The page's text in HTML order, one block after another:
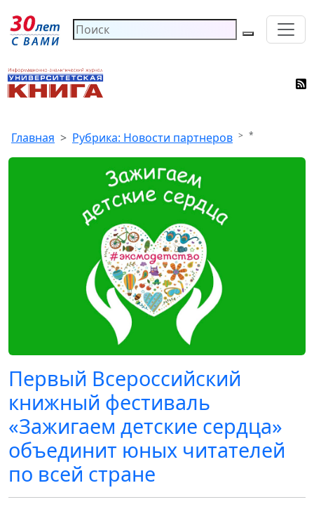
Главная Рубрика: Новости партнеров *
Первый Всероссийский
книжный фестиваль
«Зажигаем детские сердца»
объединит юных читателей
по всей стране